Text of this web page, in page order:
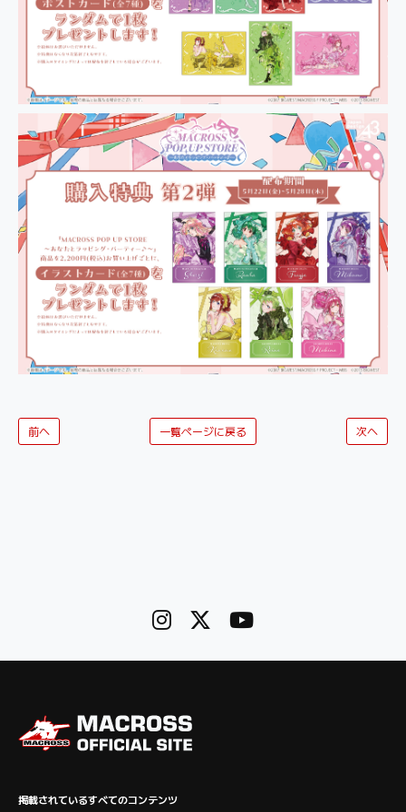
前へ 一覧ページに戻る 次へ
掲載されているすべてのコンテンツ